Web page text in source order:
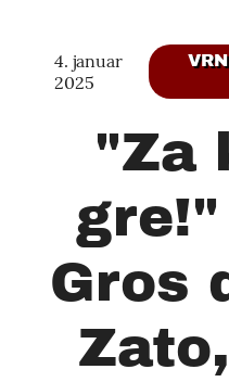
4. januar
2025
"Za
Gros